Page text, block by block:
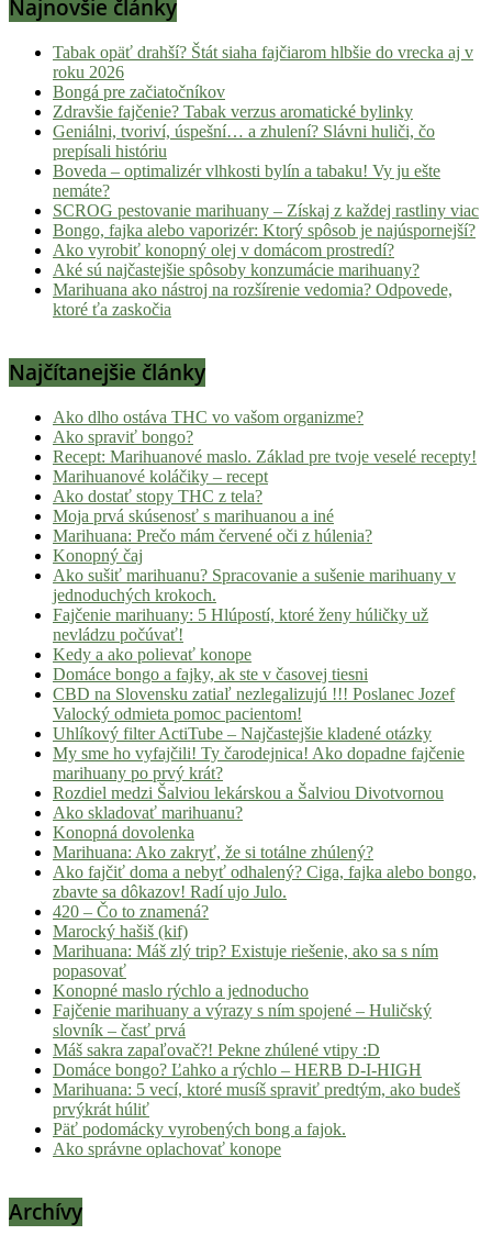
Najnovšie články
Tabak opäť drahší? Štát siaha fajčiarom hlbšie do vrecka aj v
roku 2026
Bongá pre začiatočníkov
Zdravšie fajčenie? Tabak verzus aromatické bylinky
Geniálni, tvoriví, úspešní… a zhulení? Slávni huliči, čo
prepísali históriu
Boveda – optimalizér vlhkosti bylín a tabaku! Vy ju ešte
nemáte?
SCROG pestovanie marihuany – Získaj z každej rastliny viac
Bongo, fajka alebo vaporizér: Ktorý spôsob je najúspornejší?
Ako vyrobiť konopný olej v domácom prostredí?
Aké sú najčastejšie spôsoby konzumácie marihuany?
Marihuana ako nástroj na rozšírenie vedomia? Odpovede,
ktoré ťa zaskočia
Najčítanejšie články
Ako dlho ostáva THC vo vašom organizme?
Ako spraviť bongo?
Recept: Marihuanové maslo. Základ pre tvoje veselé recepty!
Marihuanové koláčiky – recept
Ako dostať stopy THC z tela?
Moja prvá skúsenosť s marihuanou a iné
Marihuana: Prečo mám červené oči z húlenia?
Konopný čaj
Ako sušiť marihuanu? Spracovanie a sušenie marihuany v
jednoduchých krokoch.
Fajčenie marihuany: 5 Hlúpostí, ktoré ženy húličky už
nevládzu počúvať!
Kedy a ako polievať konope
Domáce bongo a fajky, ak ste v časovej tiesni
CBD na Slovensku zatiaľ nezlegalizujú !!! Poslanec Jozef
Valocký odmieta pomoc pacientom!
Uhlíkový filter ActiTube – Najčastejšie kladené otázky
My sme ho vyfajčili! Ty čarodejnica! Ako dopadne fajčenie
marihuany po prvý krát?
Rozdiel medzi Šalviou lekárskou a Šalviou Divotvornou
Ako skladovať marihuanu?
Konopná dovolenka
Marihuana: Ako zakryť, že si totálne zhúlený?
Ako fajčiť doma a nebyť odhalený? Ciga, fajka alebo bongo,
zbavte sa dôkazov! Radí ujo Julo.
420 – Čo to znamená?
Marocký hašiš (kif)
Marihuana: Máš zlý trip? Existuje riešenie, ako sa s ním
popasovať
Konopné maslo rýchlo a jednoducho
Fajčenie marihuany a výrazy s ním spojené – Huličský
slovník – časť prvá
Máš sakra zapaľovač?! Pekne zhúlené vtipy :D
Domáce bongo? Ľahko a rýchlo – HERB D-I-HIGH
Marihuana: 5 vecí, ktoré musíš spraviť predtým, ako budeš
prvýkrát húliť
Päť podomácky vyrobených bong a fajok.
Ako správne oplachovať konope
Archívy